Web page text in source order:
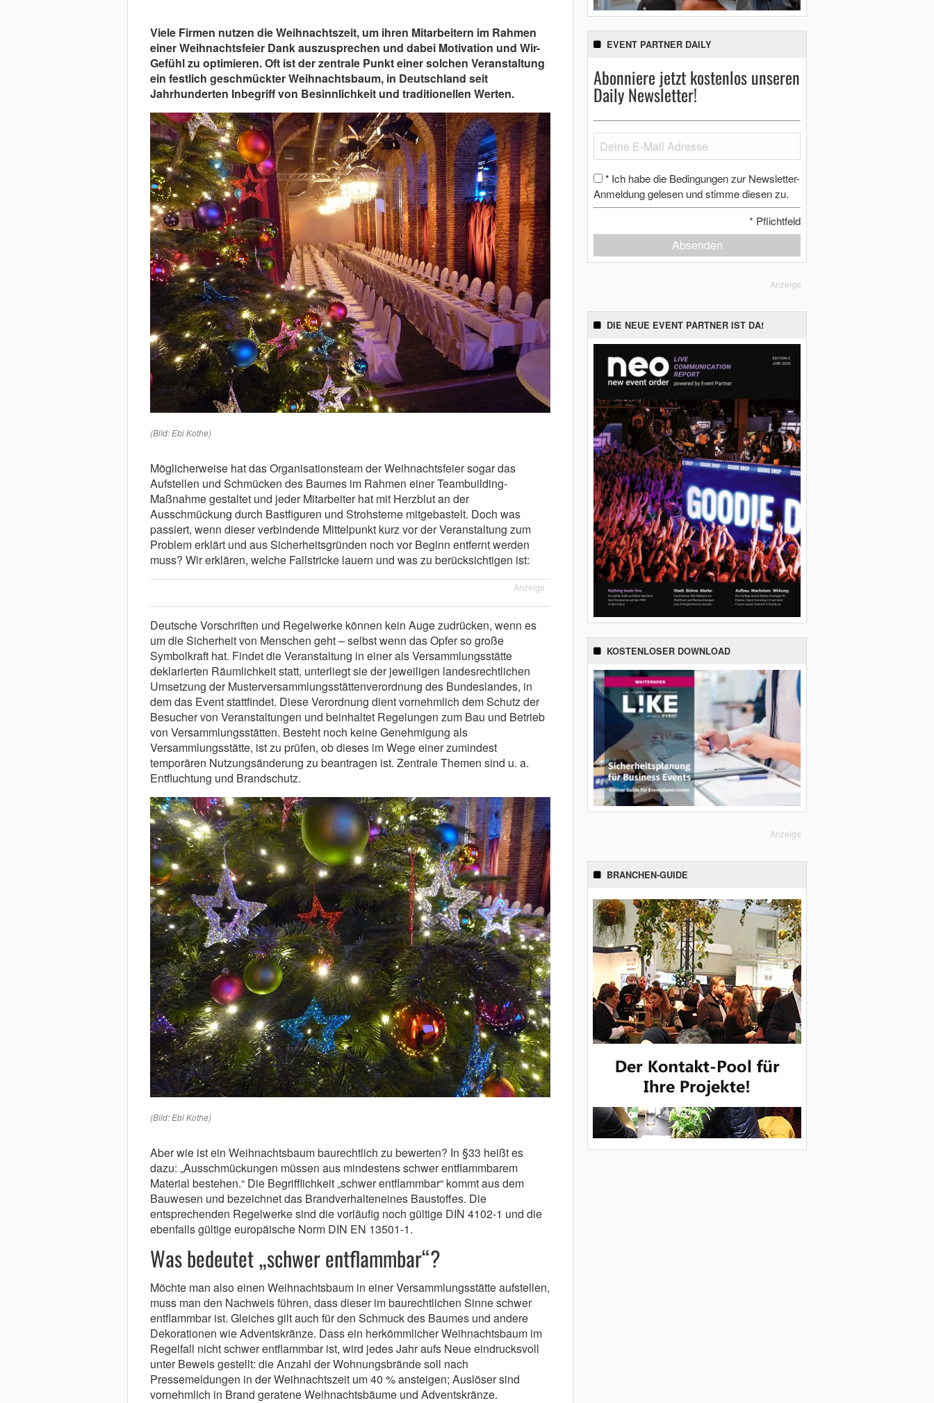
Viele Firmen nutzen die Weihnachtszeit, um ihren Mitarbeitern im Rahmen
einer Weihnachtsfeier Dank auszusprechen und dabei Motivation und Wir-
Gefühl zu optimieren. Oft ist der zentrale Punkt einer solchen Veranstaltung
ein festlich geschmückter Weihnachtsbaum, in Deutschland seit
Jahrhunderten Inbegriff von Besinnlichkeit und traditionellen Werten.
(Bild: Ebi Kothe)
Möglicherweise hat das Organisationsteam der Weihnachtsfeier sogar das
Aufstellen und Schmücken des Baumes im Rahmen einer Teambuilding-
Maßnahme gestaltet und jeder Mitarbeiter hat mit Herzblut an der
Ausschmückung durch Bastfiguren und Strohsterne mitgebastelt. Doch was
passiert, wenn dieser verbindende Mittelpunkt kurz vor der Veranstaltung zum
Problem erklärt und aus Sicherheitsgründen noch vor Beginn entfernt werden
muss? Wir erklären, welche Fallstricke lauern und was zu berücksichtigen ist:
Anzeige
Deutsche Vorschriften und Regelwerke können kein Auge zudrücken, wenn es
um die Sicherheit von Menschen geht – selbst wenn das Opfer so große
Symbolkraft hat. Findet die Veranstaltung in einer als Versammlungsstätte
deklarierten Räumlichkeit statt, unterliegt sie der jeweiligen landesrechtlichen
Umsetzung der Musterversammlungsstättenverordnung des Bundeslandes, in
dem das Event stattfindet. Diese Verordnung dient vornehmlich dem Schutz der
Besucher von Veranstaltungen und beinhaltet Regelungen zum Bau und Betrieb
von Versammlungsstätten. Besteht noch keine Genehmigung als
Versammlungsstätte, ist zu prüfen, ob dieses im Wege einer zumindest
temporären Nutzungsänderung zu beantragen ist. Zentrale Themen sind u. a.
Entfluchtung und Brandschutz.
(Bild: Ebi Kothe)
Aber wie ist ein Weihnachtsbaum baurechtlich zu bewerten? In §33 heißt es
dazu: „Ausschmückungen müssen aus mindestens schwer entflammbarem
Material bestehen.“ Die Begrifflichkeit „schwer entflammbar“ kommt aus dem
Bauwesen und bezeichnet das Brandverhalteneines Baustoffes. Die
entsprechenden Regelwerke sind die vorläufig noch gültige DIN 4102-1 und die
ebenfalls gültige europäische Norm DIN EN 13501-1.
Was bedeutet „schwer entflammbar“?
Möchte man also einen Weihnachtsbaum in einer Versammlungsstätte aufstellen,
muss man den Nachweis führen, dass dieser im baurechtlichen Sinne schwer
entflammbar ist. Gleiches gilt auch für den Schmuck des Baumes und andere
Dekorationen wie Adventskränze. Dass ein herkömmlicher Weihnachtsbaum im
Regelfall nicht schwer entflammbar ist, wird jedes Jahr aufs Neue eindrucksvoll
unter Beweis gestellt: die Anzahl der Wohnungsbrände soll nach
Pressemeldungen in der Weihnachtszeit um 40 % ansteigen; Auslöser sind
vornehmlich in Brand geratene Weihnachtsbäume und Adventskränze.
EVENT PARTNER DAILY
Abonniere jetzt kostenlos unseren
Daily Newsletter!
* Ich habe die Bedingungen zur Newsletter-
Anmeldung gelesen und stimme diesen zu.
* Pflichtfeld
Absenden
Anzeige
DIE NEUE EVENT PARTNER IST DA!
KOSTENLOSER DOWNLOAD
Anzeige
BRANCHEN-GUIDE